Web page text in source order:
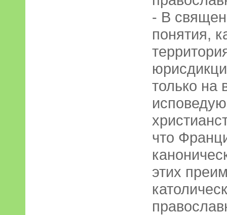
- В
понятия,
только на
что
этих